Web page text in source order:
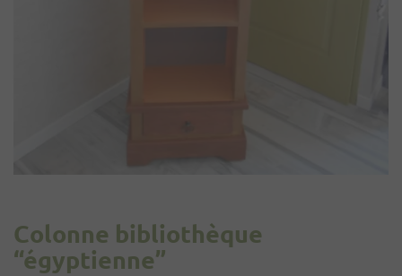
Colonne bibliothèque
“égyptienne”